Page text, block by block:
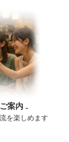
案内 ₋
を楽しめます